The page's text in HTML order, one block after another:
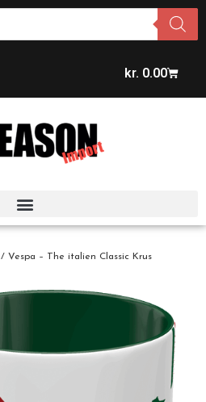
kr. 0.00
/ Vespa – The italien Classic Krus